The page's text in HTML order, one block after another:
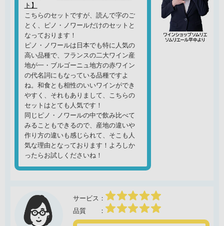
ト】
こちらのセットですが、読んで字のご
とく、ピノ・ノワールだけのセットと
なっております！
ピノ・ノワールは日本でも特に人気の
高い品種で、フランスの二大ワイン産
地が一・ブルゴーニュ地方の赤ワイン
の代名詞にもなっている品種ですよ
ね。和食とも相性のいいワインができ
やすく、それもありまして、こちらの
セットはとても人気です！
同じピノ・ノワールの中で飲み比べて
みることもできるので、産地の違いや
作り方の違いも感じられて、そこも人
気な理由となっております！よろしか
ったらお試しくださいね！